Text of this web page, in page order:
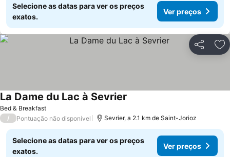
Selecione as datas para ver os preços
exatos.
Ver preços
Partilhar
Bed & Breakfast
La Dame du Lac à Sevrier
/ Pontuação não disponível Sevrier, a 2.1 km de Saint-Jorioz
Selecione as datas para ver os preços
exatos.
Ver preços